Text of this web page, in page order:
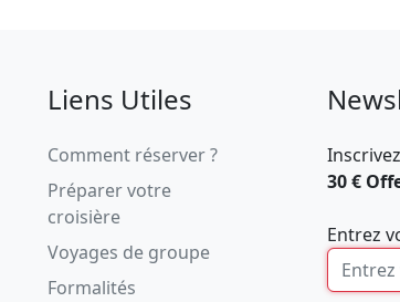
Liens Utiles
Comment réserver ?
Préparer votre
croisière
Voyages de groupe
Formalités
30 €
Entrez